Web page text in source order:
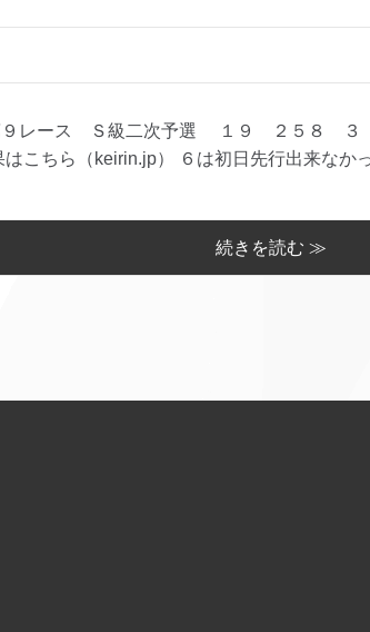
９レース Ｓ級二次予選 １９ ２５８
こちら（keirin.jp） ６は初日先行出来なか
続きを読む ≫